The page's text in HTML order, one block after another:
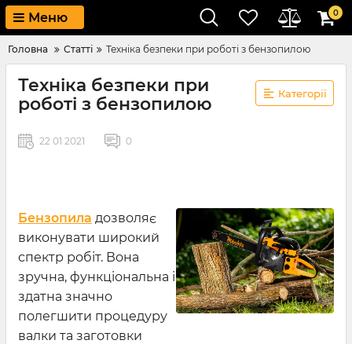
Меню 0
Головна Статті Техніка безпеки при роботі з бензопилою
Техніка безпеки при
роботі з бензопилою
Категорії
22 01 2021 0
Бензопила дозволяє
виконувати широкий
спектр робіт. Вона
зручна, функціональна і
здатна значно
полегшити процедуру
валки та заготовки